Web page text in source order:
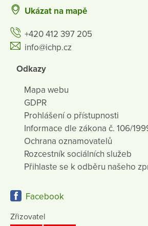
Ukázat na mapě
+420 412 397 205
info@ichp.cz
Odkazy
Mapa webu
GDPR
Prohlášení o přístupnosti
Informace dle zákona č. 106/
Ochrana oznamovatelů
Rozcestník sociálních služeb
Přihlaste se k odběru našeho
Facebook
Zřizovatel